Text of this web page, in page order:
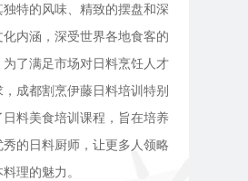
独特的风味、精致的摆盘和深
化内涵，深受世界各地食客的
为了满足市场对日料烹饪人才
，成都割烹伊藤日料培训特别
日料美食培训课程，旨在培养
秀的日料厨师，让更多人领略
理的魅力。